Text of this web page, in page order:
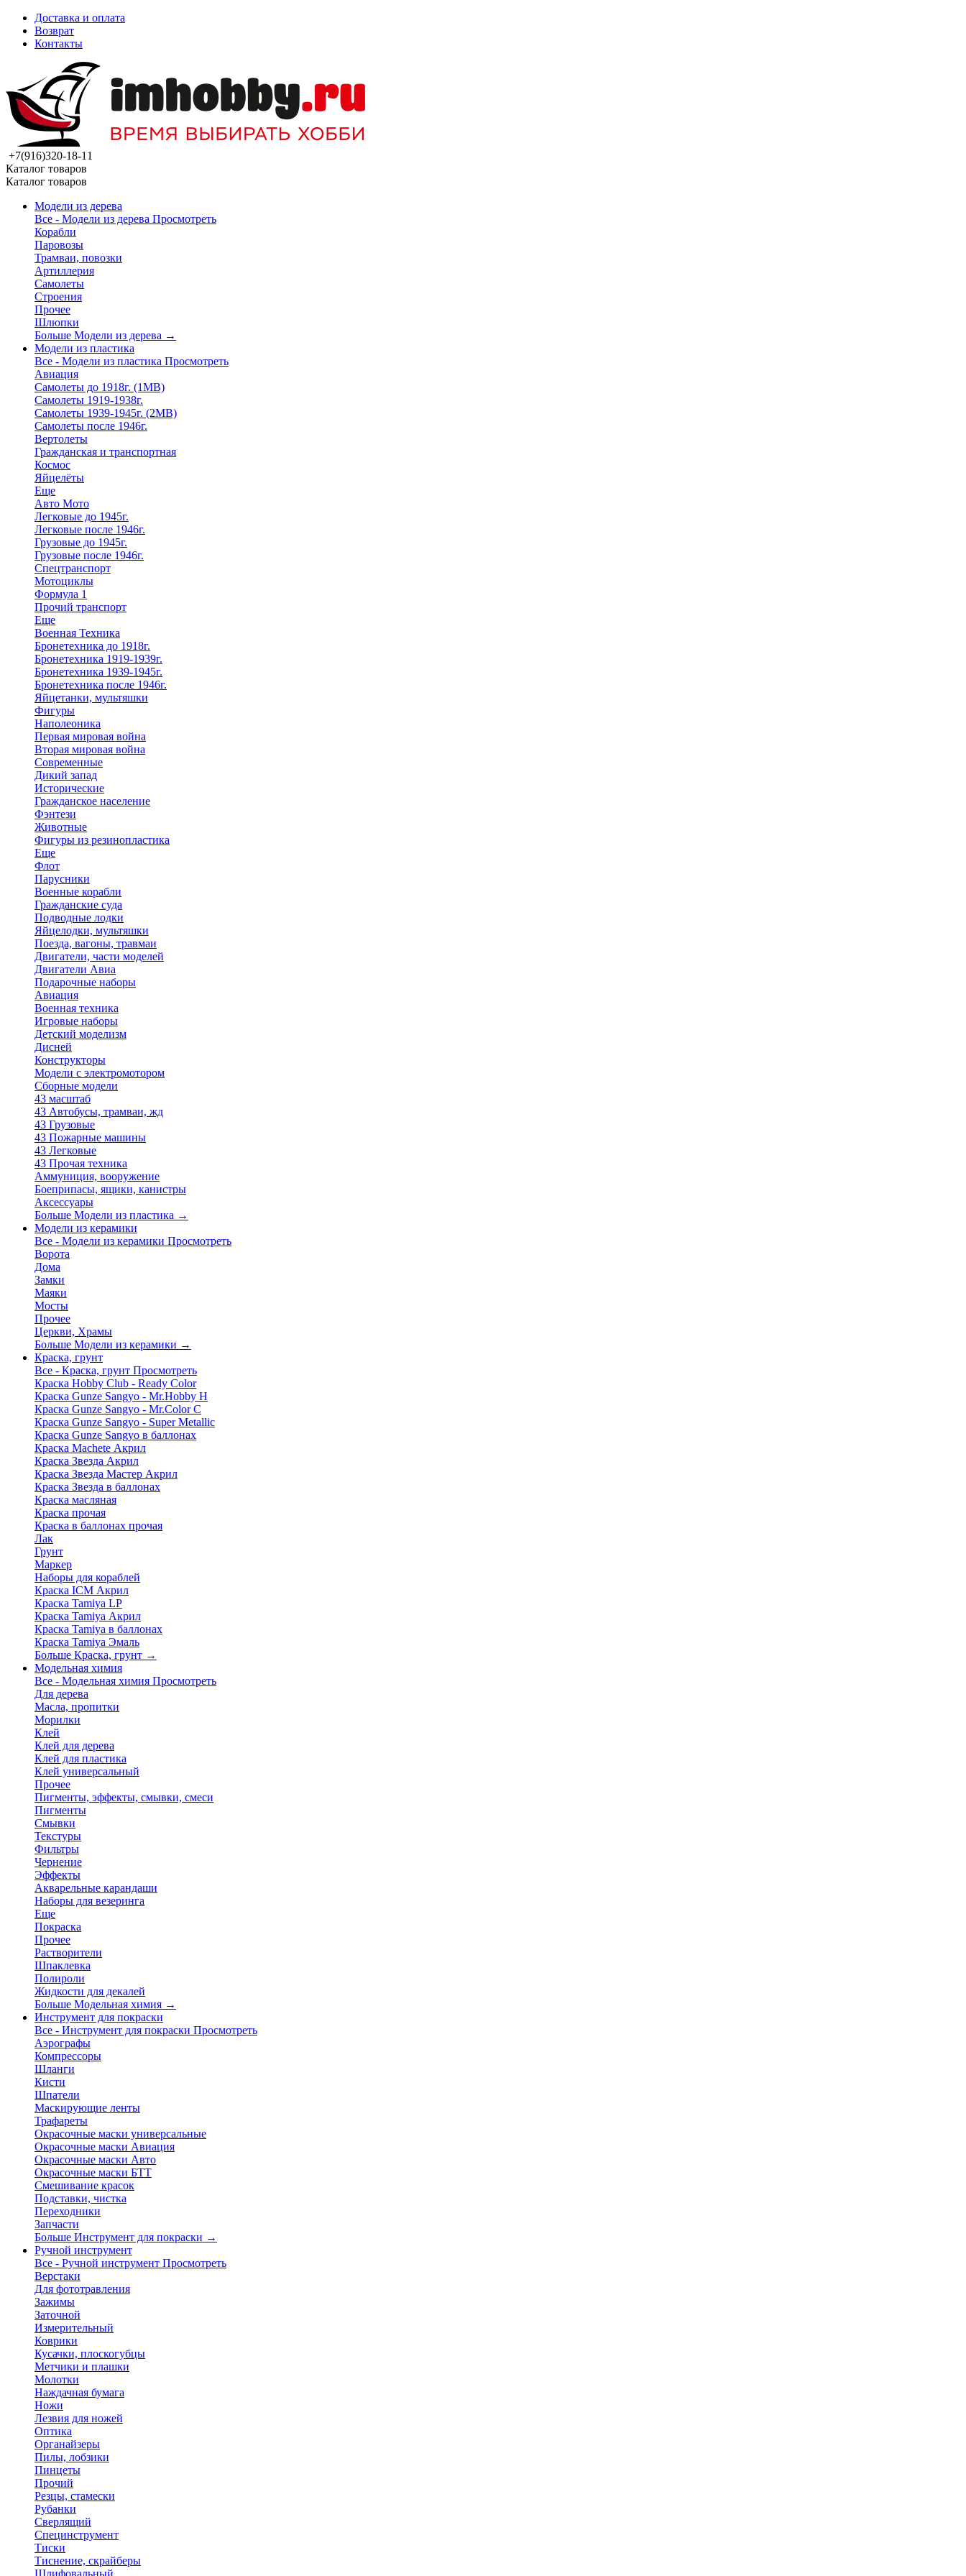
Доставка и оплата
Возврат
Контакты
+7(916)320-18-11
Каталог товаров
Каталог товаров
Модели из дерева
Все - Модели из дерева Просмотреть
Корабли
Паровозы
Трамваи, повозки
Артиллерия
Самолеты
Строения
Прочее
Шлюпки
Больше Модели из дерева →
Модели из пластика
Все - Модели из пластика Просмотреть
Авиация
Самолеты до 1918г. (1МВ)
Самолеты 1919-1938г.
Самолеты 1939-1945г. (2МВ)
Самолеты после 1946г.
Вертолеты
Гражданская и транспортная
Космос
Яйцелёты
Еще
Авто Мото
Легковые до 1945г.
Легковые после 1946г.
Грузовые до 1945г.
Грузовые после 1946г.
Спецтранспорт
Мотоциклы
Формула 1
Прочий транспорт
Еще
Военная Техника
Бронетехника до 1918г.
Бронетехника 1919-1939г.
Бронетехника 1939-1945г.
Бронетехника после 1946г.
Яйцетанки, мультяшки
Фигуры
Наполеоника
Первая мировая война
Вторая мировая война
Современные
Дикий запад
Исторические
Гражданское население
Фэнтези
Животные
Фигуры из резинопластика
Еще
Флот
Парусники
Военные корабли
Гражданские суда
Подводные лодки
Яйцелодки, мультяшки
Поезда, вагоны, травмаи
Двигатели, части моделей
Двигатели Авиа
Подарочные наборы
Авиация
Военная техника
Игровые наборы
Детский моделизм
Дисней
Конструкторы
Модели с электромотором
Сборные модели
43 масштаб
43 Автобусы, трамваи, жд
43 Грузовые
43 Пожарные машины
43 Легковые
43 Прочая техника
Аммуниция, вооружение
Боеприпасы, ящики, канистры
Аксессуары
Больше Модели из пластика →
Модели из керамики
Все - Модели из керамики Просмотреть
Ворота
Дома
Замки
Маяки
Мосты
Прочее
Церкви, Храмы
Больше Модели из керамики →
Краска, грунт
Все - Краска, грунт Просмотреть
Краска Hobby Club - Ready Color
Краска Gunze Sangyo - Mr.Hobby H
Краска Gunze Sangyo - Mr.Color C
Краска Gunze Sangyo - Super Metallic
Краска Gunze Sangyo в баллонах
Краска Machete Акрил
Краска Звезда Акрил
Краска Звезда Мастер Акрил
Краска Звезда в баллонах
Краска масляная
Краска прочая
Краска в баллонах прочая
Лак
Грунт
Маркер
Наборы для кораблей
Краска ICM Акрил
Краска Tamiya LP
Краска Tamiya Акрил
Краска Tamiya в баллонах
Краска Tamiya Эмаль
Больше Краска, грунт →
Модельная химия
Все - Модельная химия Просмотреть
Для дерева
Масла, пропитки
Морилки
Клей
Клей для дерева
Клей для пластика
Клей универсальный
Прочее
Пигменты, эффекты, смывки, смеси
Пигменты
Смывки
Текстуры
Фильтры
Чернение
Эффекты
Акварельные карандаши
Наборы для везеринга
Еще
Покраска
Прочее
Растворители
Шпаклевка
Полироли
Жидкости для декалей
Больше Модельная химия →
Инструмент для покраски
Все - Инструмент для покраски Просмотреть
Аэрографы
Компрессоры
Шланги
Кисти
Шпатели
Маскирующие ленты
Трафареты
Окрасочные маски универсальные
Окрасочные маски Авиация
Окрасочные маски Авто
Окрасочные маски БТТ
Смешивание красок
Подставки, чистка
Переходники
Запчасти
Больше Инструмент для покраски →
Ручной инструмент
Все - Ручной инструмент Просмотреть
Верстаки
Для фототравления
Зажимы
Заточной
Измерительный
Коврики
Кусачки, плоскогубцы
Метчики и плашки
Молотки
Наждачная бумага
Ножи
Лезвия для ножей
Оптика
Органайзеры
Пилы, лобзики
Пинцеты
Прочий
Резцы, стамески
Рубанки
Сверлящий
Специнструмент
Тиски
Тиснение, скрайберы
Шлифовальный